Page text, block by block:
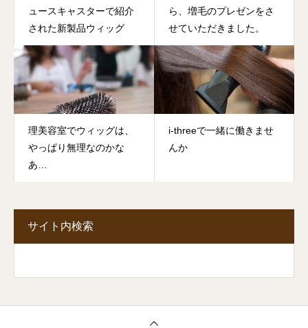
ュースキャスターで紹介
された新製品ウィッグ
ら、増毛のプレゼンをさ
せていただきました。
理美容室でウィッグは、
やっぱり無理なのかな
あ…
i-threeで一緒に働きませ
んか
サイト内検索